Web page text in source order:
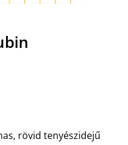
rövid tenyészidejű